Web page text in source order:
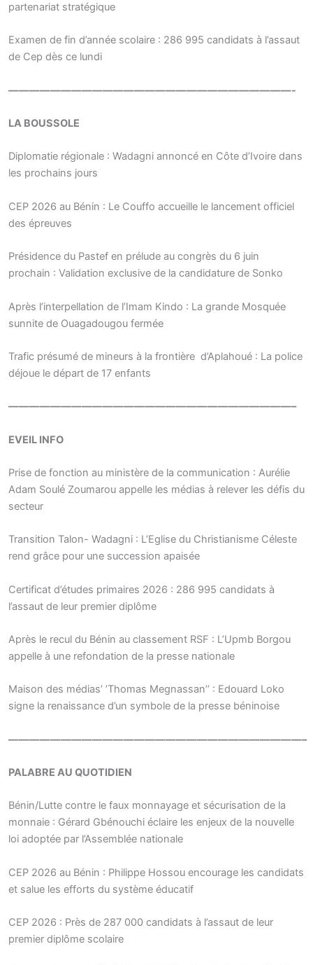
partenariat stratégique
Examen de fin d’année scolaire : 286 995 candidats à l’assaut
de Cep dès ce lundi
———————————————————————————-
LA BOUSSOLE
Diplomatie régionale : Wadagni annoncé en Côte d’Ivoire dans
les prochains jours
CEP 2026 au Bénin : Le Couffo accueille le lancement officiel
des épreuves
Présidence du Pastef en prélude au congrès du 6 juin
prochain : Validation exclusive de la candidature de Sonko
Après l’interpellation de l’Imam Kindo : La grande Mosquée
sunnite de Ouagadougou fermée
Trafic présumé de mineurs à la frontière d’Aplahoué : La police
déjoue le départ de 17 enfants
———————————————————————————–
EVEIL INFO
Prise de fonction au ministère de la communication : Aurélie
Adam Soulé Zoumarou appelle les médias à relever les défis du
secteur
Transition Talon- Wadagni : L’Eglise du Christianisme Céleste
rend grâce pour une succession apaisée
Certificat d’études primaires 2026 : 286 995 candidats à
l’assaut de leur premier diplôme
Après le recul du Bénin au classement RSF : L’Upmb Borgou
appelle à une refondation de la presse nationale
Maison des médias’ ’Thomas Megnassan’’ : Edouard Loko
signe la renaissance d’un symbole de la presse béninoise
————————————————————————————–
PALABRE AU QUOTIDIEN
Bénin/Lutte contre le faux monnayage et sécurisation de la
monnaie : Gérard Gbénouchi éclaire les enjeux de la nouvelle
loi adoptée par l’Assemblée nationale
CEP 2026 au Bénin : Philippe Hossou encourage les candidats
et salue les efforts du système éducatif
CEP 2026 : Près de 287 000 candidats à l’assaut de leur
premier diplôme scolaire